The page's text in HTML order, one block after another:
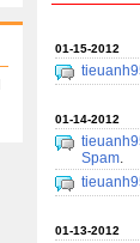
01-15-2012
01-14-2012
Spam.
01-13-2012